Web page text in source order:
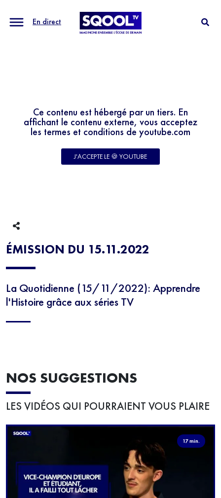
En direct
Ce contenu est hébergé par un tiers. En
affichant le contenu externe, vous acceptez
les termes et conditions de youtube.com
J'ACCEPTE LE 🍪 YOUTUBE
ÉMISSION DU 15.11.2022
La Quotidienne (15/11/2022): Apprendre
l'Histoire grâce aux séries TV
NOS SUGGESTIONS
LES VIDÉOS QUI POURRAIENT VOUS PLAIRE
17 min.